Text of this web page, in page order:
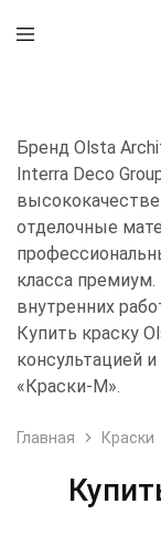
Бренд Olsta
Interra Deco
отделочные
класса премиум.
внутренних
Купить краску
консультацией
«Краски-М».
Главная Краски